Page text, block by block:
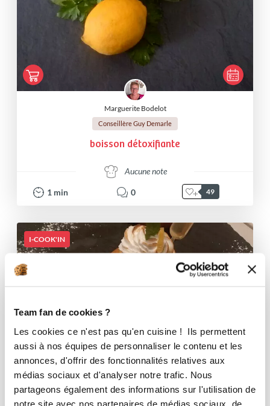
Team fan de cookies ?
Les cookies ce n'est pas qu'en cuisine ! Ils permettent
aussi à nos équipes de personnaliser le contenu et les
annonces, d'offrir des fonctionnalités relatives aux
médias sociaux et d'analyser notre trafic. Nous
partageons également des informations sur l'utilisation de
notre site avec nos partenaires de médias sociaux, de
Marguerite Bodelot
Conseillère Guy Demarle
boisson détoxifiante
Aucune note
1 min 0 49
I-COOK'IN